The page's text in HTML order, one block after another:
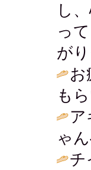
し
っ
が
お
も
ア
ゃ
チ